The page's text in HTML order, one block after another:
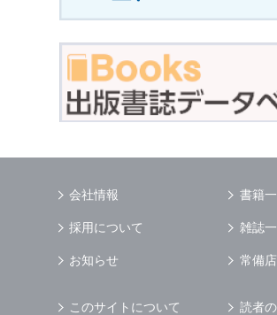
会社情報
採用について
お知らせ
書籍
雑誌
常備
このサイトについて 読者